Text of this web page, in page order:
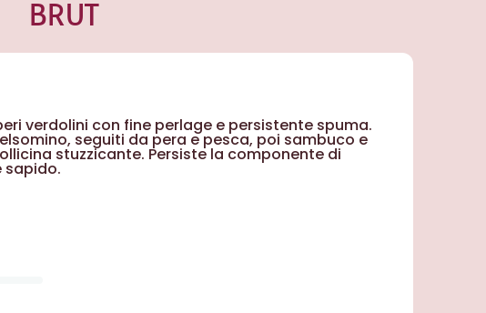
BRUT
verdolini con fine perlage e persistente spuma.
seguiti da pera e pesca, poi sambuco e
stuzzicante. Persiste la componente di
sapido.